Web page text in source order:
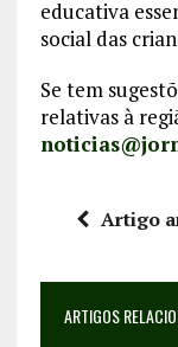
educativa
social das
Se tem
relativas à
Artigo
ARTIGOS